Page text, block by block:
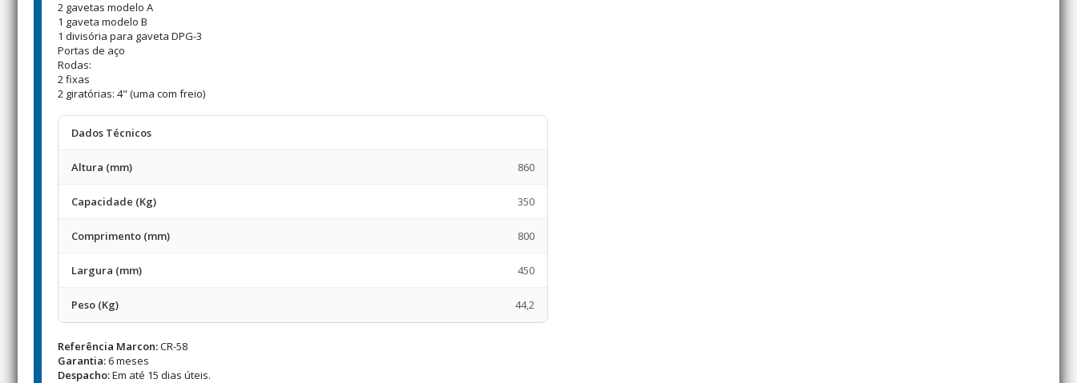
2 gavetas modelo A
1 gaveta modelo B
1 divisória para gaveta DPG-3
Portas de aço
Rodas:
2 fixas
2 giratórias: 4" (uma com freio)
Dados Técnicos
Altura (mm) 860
Capacidade (Kg) 350
Comprimento (mm) 800
Largura (mm) 450
Peso (Kg) 44,2
Referência Marcon:CR-58
Garantia: 6 meses
Despacho:Em até 15 dias úteis.